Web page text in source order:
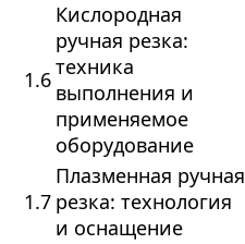
1.6
Кислородная
ручная резка:
техника
выполнения и
применяемое
оборудование
1.7
Плазменная ручная
резка: технология
и оснащение